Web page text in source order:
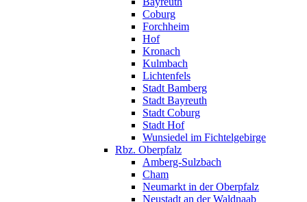
Coburg
Forchheim
Hof
Kronach
Kulmbach
Lichtenfels
Stadt Bamberg
Stadt Bayreuth
Stadt Coburg
Stadt Hof
Wunsiedel im Fichtelgebirge
Rbz. Oberpfalz
Amberg-Sulzbach
Cham
Neumarkt in der Oberpfalz
Neustadt an der Waldnaab